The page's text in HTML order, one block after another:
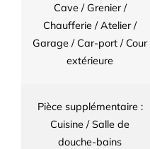
Cave / Grenier /
Chaufferie / Atelier /
Garage / Car-port / Cour
extérieure
Pièce supplémentaire :
Cuisine / Salle de
douche-bains